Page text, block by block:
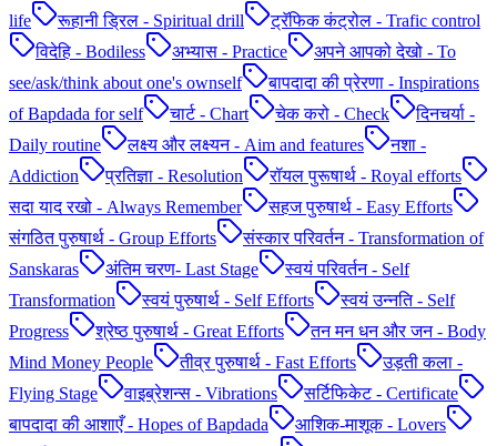
life
रूहानी ड्रिल - Spiritual drill
ट्रॅफिक कंट्रोल - Trafic control
विदेहि - Bodiless
अभ्यास - Practice
अपने आपको देखो - To
see/ask/think about one's ownself
बापदादा की प्रेरणा - Inspirations
of Bapdada for self
चार्ट - Chart चेक करो - Check
दिनचर्या -
Daily routine
लक्ष्य और लक्ष्यन - Aim and features
नशा -
Addiction
प्रतिज्ञा - Resolution
रॉयल पुरूषार्थ - Royal efforts
सदा याद रखो - Always Remember
सहज पुरुषार्थ - Easy Efforts
संगठित पुरुषार्थ - Group Efforts
संस्कार परिवर्तन - Transformation of
Sanskaras
अंतिम चरण- Last Stage
स्वयं परिवर्तन - Self
Transformation
स्वयं पुरुषार्थ - Self Efforts
स्वयं उन्नति - Self
Progress
श्रेष्ठ पुरुषार्थ - Great Efforts
तन मन धन और जन - Body
Mind Money People
तीव्र पुरुषार्थ - Fast Efforts
उड़ती कला -
Flying Stage
वाइब्रेशन्स - Vibrations
सर्टिफिकेट - Certificate
बापदादा की आशाएँ - Hopes of Bapdada
आशिक-माशूक - Lovers